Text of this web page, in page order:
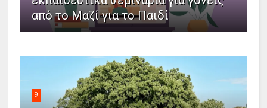
από το Μαζί για το Παιδί
9